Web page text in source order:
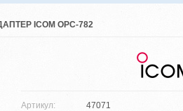
ICOM OPC-782
Артикул:
47071